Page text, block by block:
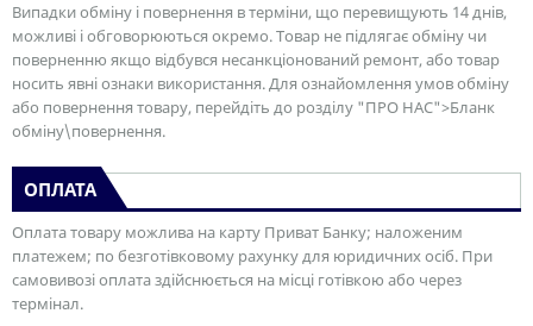
Випадки обміну і повернення в терміни, що перевищують 14 днів,
можливі і обговорюються окремо. Товар не підлягає обміну чи
поверненню якщо відбувся несанкціонований ремонт, або товар
носить явні ознаки використання. Для ознайомлення умов обміну
або повернення товару, перейдіть до розділу "ПРО НАС">Бланк
обміну\повернення.
ОПЛАТА
Оплата товару можлива на карту Приват Банку; наложеним
платежем; по безготівковому рахунку для юридичних осіб. При
самовивозі оплата здійснюється на місці готівкою або через
термінал.